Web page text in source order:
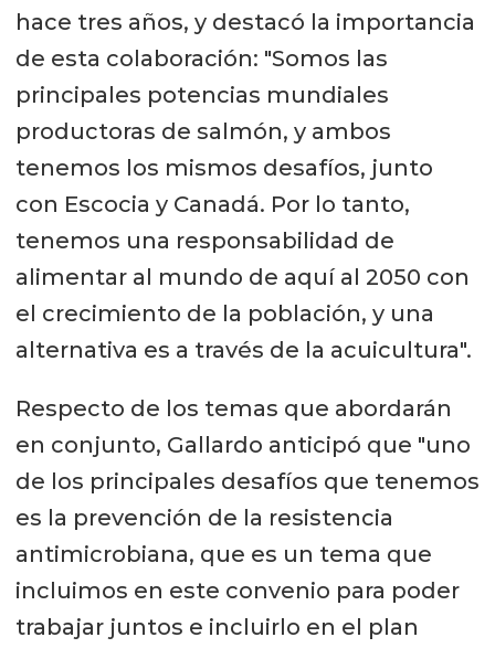
hace tres años, y destacó la importancia
de esta colaboración: "Somos las
principales potencias mundiales
productoras de salmón, y ambos
tenemos los mismos desafíos, junto
con Escocia y Canadá. Por lo tanto,
tenemos una responsabilidad de
alimentar al mundo de aquí al 2050 con
el crecimiento de la población, y una
alternativa es a través de la acuicultura".
Respecto de los temas que abordarán
en conjunto, Gallardo anticipó que "uno
de los principales desafíos que tenemos
es la prevención de la resistencia
antimicrobiana, que es un tema que
incluimos en este convenio para poder
trabajar juntos e incluirlo en el plan